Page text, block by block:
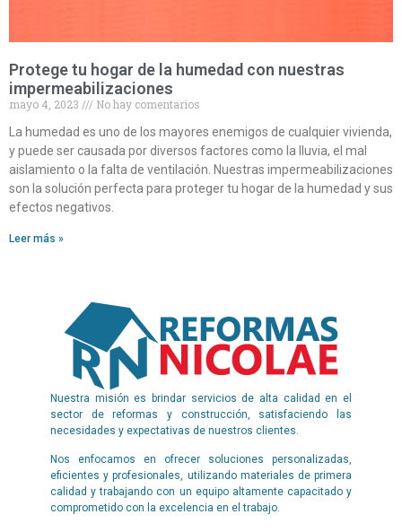
Protege tu hogar de la humedad con nuestras
impermeabilizaciones
mayo 4, 2023
No hay comentarios
La humedad es uno de los mayores enemigos de cualquier vivienda,
y puede ser causada por diversos factores como la lluvia, el mal
aislamiento o la falta de ventilación. Nuestras impermeabilizaciones
son la solución perfecta para proteger tu hogar de la humedad y sus
efectos negativos.
Leer más »
Nuestra misión es brindar servicios de alta calidad en el
sector de reformas y construcción, satisfaciendo las
necesidades y expectativas de nuestros clientes.
Nos enfocamos en ofrecer soluciones personalizadas,
eficientes y profesionales, utilizando materiales de primera
calidad y trabajando con un equipo altamente capacitado y
comprometido con la excelencia en el trabajo.